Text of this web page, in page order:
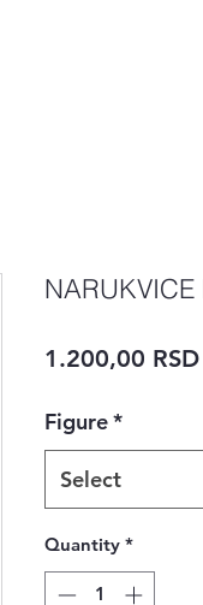
NARUKVICE
1.200,00 RSD
Figure*
Select
Quantity *